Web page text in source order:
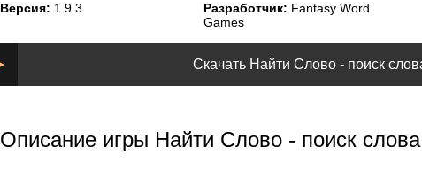
Версия: 1.9.3 Разработчик: Fantasy Word
Games
Скачать Найти Слово - поиск
Описание игры Найти Слово - поиск слова